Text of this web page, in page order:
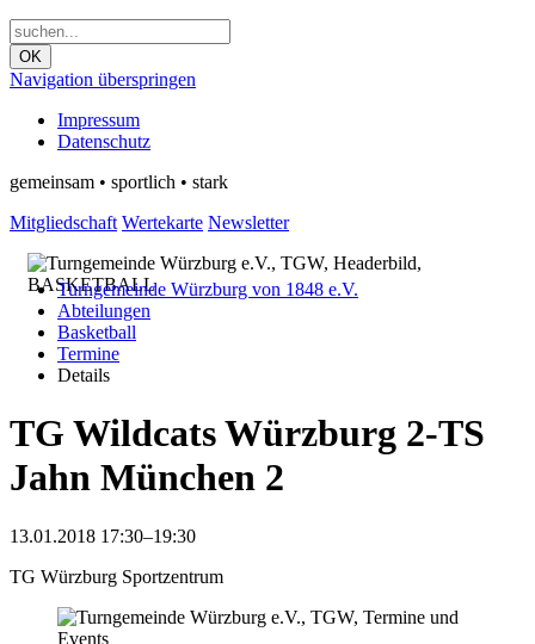
OK
Navigation überspringen
Impressum
Datenschutz
gemeinsam • sportlich • stark
Mitgliedschaft Wertekarte Newsletter
Turngemeinde Würzburg von 1848 e.V.
Abteilungen
Basketball
Termine
Details
TG Wildcats Würzburg 2-TS
Jahn München 2
13.01.2018 17:30–19:30
TG Würzburg Sportzentrum